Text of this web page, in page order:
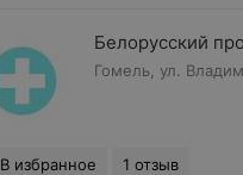
Белорусский
Гомель, ул.
В избранное 1 отзыв